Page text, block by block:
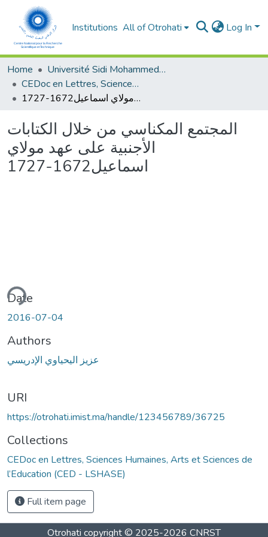
Institutions All of Otrohati Log In
Home
Université Sidi Mohammed Ben Abdellah - Fès
CEDoc en Lettres, Sciences Humaines, Arts et Sciences de l’Education (CED - LSHASE)
المجتمع المكناسي من خلال الكتابات الأجنبية على عهد مولاي اسماعيل1672-1727
المجتمع المكناسي من خلال الكتابات
الأجنبية على عهد مولاي
اسماعيل1672-1727
Date
2016-07-04
Authors
عزيز اليحياوي الإدريسي
URI
https://otrohati.imist.ma/handle/123456789/36725
Collections
CEDoc en Lettres, Sciences Humaines, Arts et Sciences de
l’Education (CED - LSHASE)
Full item page
Otrohati copyright © 2025-2026 CNRST